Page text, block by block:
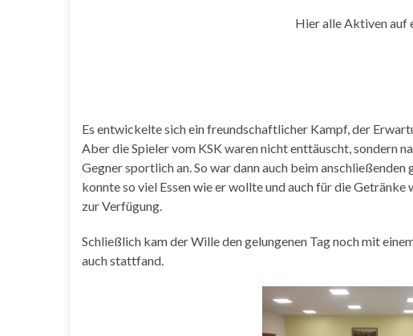
Hier alle Aktiven auf
Es entwickelte sich ein freundschaftlicher Kampf, der
Aber die Spieler vom KSK waren nicht enttäuscht, sondern
Gegner sportlich an. So war dann auch beim
konnte so viel Essen wie er wollte und auch für die
zur Verfügung.
Schließlich kam der Wille den gelungenen Tag noch mit
auch stattfand.